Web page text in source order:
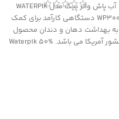
آب پاش واتر پیک مدل WATERPIK
WP300 دستگاهی کارآمد برای کمک
به بهداشت دهان و دندان محصول
کشور آمریکا می باشد. Waterpik 50%